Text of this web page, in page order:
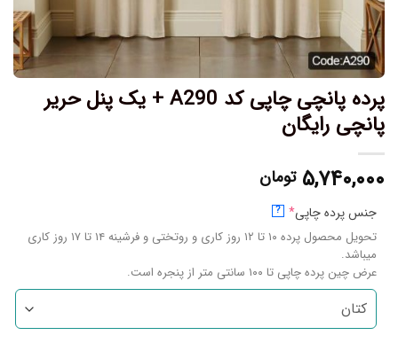
پرده پانچی چاپی کد A290 + یک پنل حریر
پانچی رایگان
۵,۷۴۰,۰۰۰ تومان
جنس پرده چاپی*
?
تحویل محصول پرده ۱۰ تا ۱۲ روز کاری و روتختی و فرشینه ۱۴ تا ۱۷ روز کاری
میباشد.
عرض چین پرده چاپی تا ۱۰۰ سانتی متر از پنجره است.